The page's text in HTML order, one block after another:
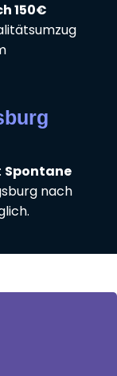
150€
Spontane
nach